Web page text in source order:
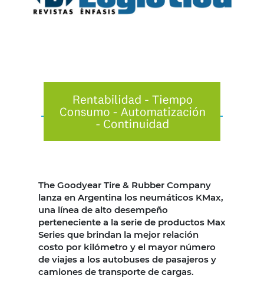
The Goodyear Tire & Rubber Company
lanza en Argentina los neumáticos KMax,
una línea de alto desempeño
perteneciente a la serie de productos Max
Series que brindan la mejor relación
costo por kilómetro y el mayor número
de viajes a los autobuses de pasajeros y
camiones de transporte de cargas.